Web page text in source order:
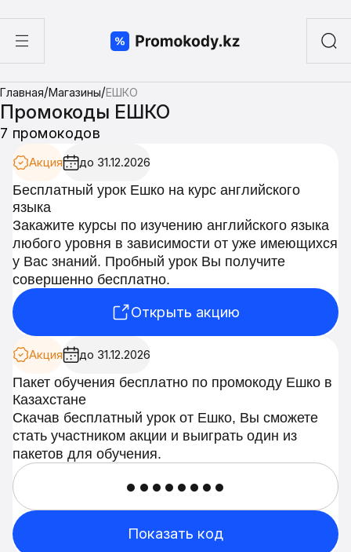
суши
Главная/Магазины/ЕШКО
Промокоды ЕШКО
7 промокодов
Акция до 31.12.2026
Бесплатный урок Ешко на курс английского
языка
Закажите курсы по изучению английского языка
любого уровня в зависимости от уже имеющихся
у Вас знаний. Пробный урок Вы получите
совершенно бесплатно.
Открыть акцию
Акция до 31.12.2026
Пакет обучения бесплатно по промокоду Ешко в
Казахстане
Скачав бесплатный урок от Ешко, Вы сможете
стать участником акции и выиграть один из
пакетов для обучения.
••••••••
Показать код